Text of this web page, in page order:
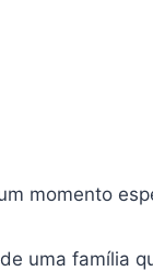
momento
uma família